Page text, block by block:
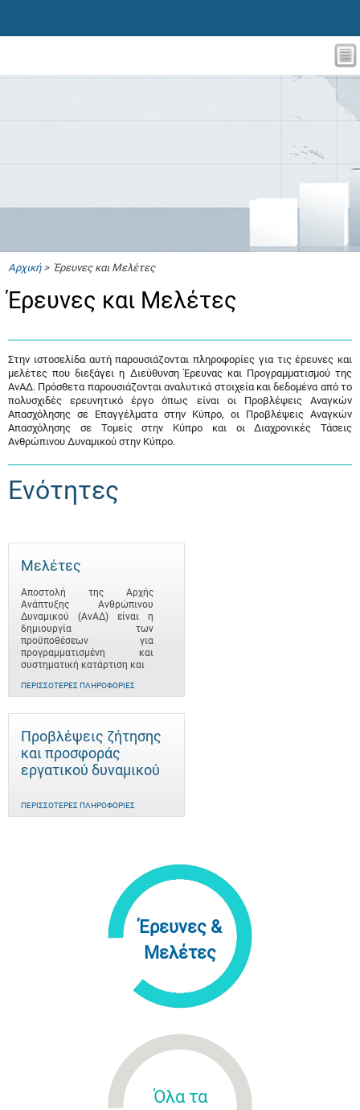
Αρχική> Έρευνες και Μελέτες
Έρευνες και Μελέτες
Στην ιστοσελίδα αυτή παρουσιάζονται πληροφορίες για τις έρευνες και
μελέτες που διεξάγει η Διεύθυνση Έρευνας και Προγραμματισμού της
ΑνΑΔ. Πρόσθετα παρουσιάζονται αναλυτικά στοιχεία και δεδομένα από το
πολυσχιδές ερευνητικό έργο όπως είναι οι Προβλέψεις Αναγκών
Απασχόλησης σε Επαγγέλματα στην Κύπρο, οι Προβλέψεις Αναγκών
Απασχόλησης σε Τομείς στην Κύπρο και οι Διαχρονικές Τάσεις
Ανθρώπινου Δυναμικού στην Κύπρο.
Ενότητες
Μελέτες
Αποστολή της Αρχής
Ανάπτυξης Ανθρώπινου
Δυναμικού (ΑνΑΔ) είναι η
δημιουργία των
προϋποθέσεων για
προγραμματισμένη και
συστηματική κατάρτιση και
ΠΕΡΙΣΣΌΤΕΡΕΣ ΠΛΗΡΟΦΟΡΊΕΣ
Προβλέψεις ζήτησης
και προσφοράς
εργατικού δυναμικού
ΠΕΡΙΣΣΌΤΕΡΕΣ ΠΛΗΡΟΦΟΡΊΕΣ
Έρευνες &
Μελέτες
Όλα τα